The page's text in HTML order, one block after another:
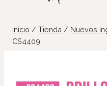
Inicio / Tienda / Nuevos
CS4409